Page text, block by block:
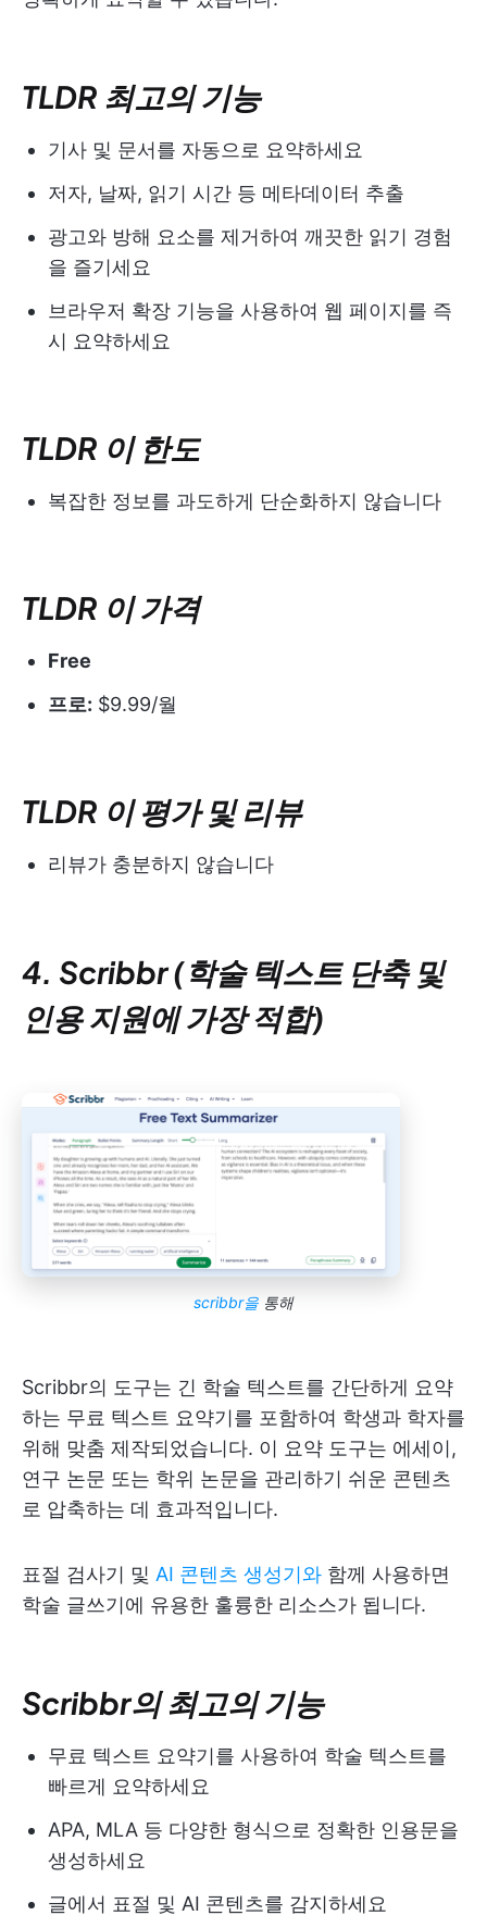
TLDR 최고의 기능
기사 및 문서를 자동으로 요약하세요
저자, 날짜, 읽기 시간 등 메타데이터 추출
광고와 방해 요소를 제거하여 깨끗한 읽기 경험
을 즐기세요
브라우저 확장 기능을 사용하여 웹 페이지를 즉
시 요약하세요
TLDR 이 한도
복잡한 정보를 과도하게 단순화하지 않습니다
TLDR 이 가격
Free
프로: $9.99/월
TLDR 이 평가 및 리뷰
리뷰가 충분하지 않습니다
​​4. Scribbr (학술 텍스트 단축 및
인용 지원에 가장 적합)
scribbr을 통해
Scribbr의 도구는 긴 학술 텍스트를 간단하게 요약
하는 무료 텍스트 요약기를 포함하여 학생과 학자를
위해 맞춤 제작되었습니다. 이 요약 도구는 에세이,
연구 논문 또는 학위 논문을 관리하기 쉬운 콘텐츠
로 압축하는 데 효과적입니다.
표절 검사기 및 AI 콘텐츠 생성기와 함께 사용하면
학술 글쓰기에 유용한 훌륭한 리소스가 됩니다.
Scribbr의 최고의 기능
무료 텍스트 요약기를 사용하여 학술 텍스트를
빠르게 요약하세요
APA, MLA 등 다양한 형식으로 정확한 인용문을
생성하세요
글에서 표절 및 AI 콘텐츠를 감지하세요